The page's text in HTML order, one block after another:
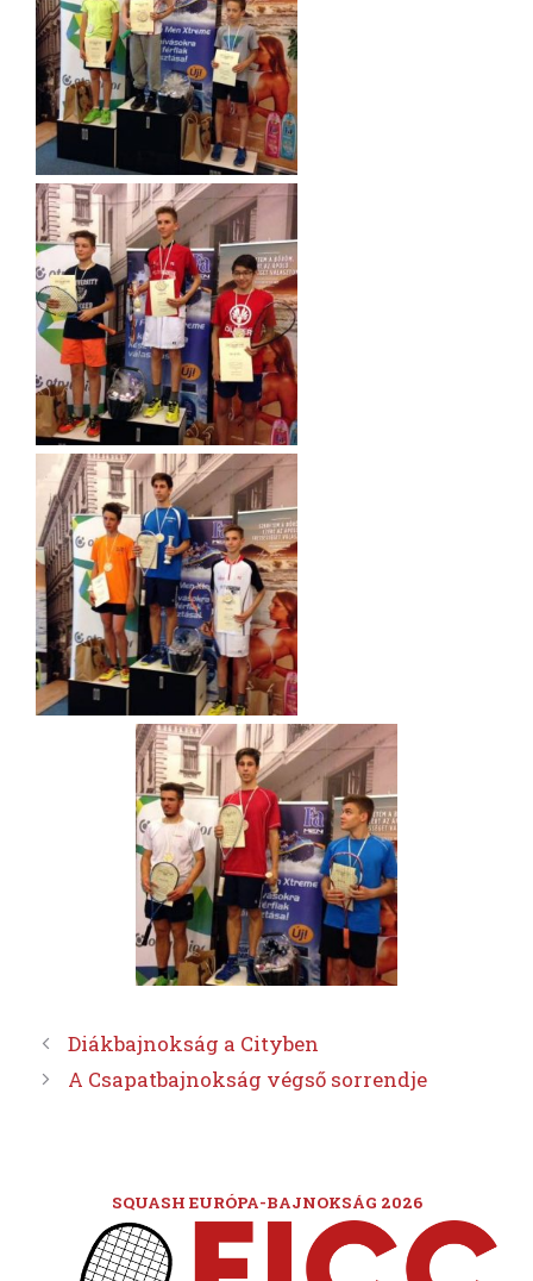
Diákbajnokság a Cityben
A Csapatbajnokság végső sorrendje
SQUASH EURÓPA-BAJNOKSÁG 2026